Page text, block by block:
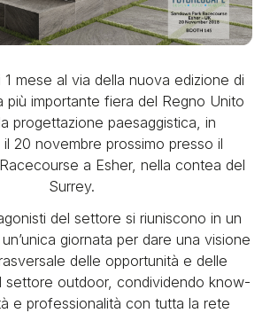
mese al via della nuova edizione di
più importante fiera del Regno Unito
progettazione paesaggistica, in
20 novembre prossimo presso il
a Esher, nella contea del
Surrey.
del settore si riuniscono in un
giornata per dare una visione
delle opportunità e delle
settore outdoor, condividendo know-
e professionalità con tutta la rete